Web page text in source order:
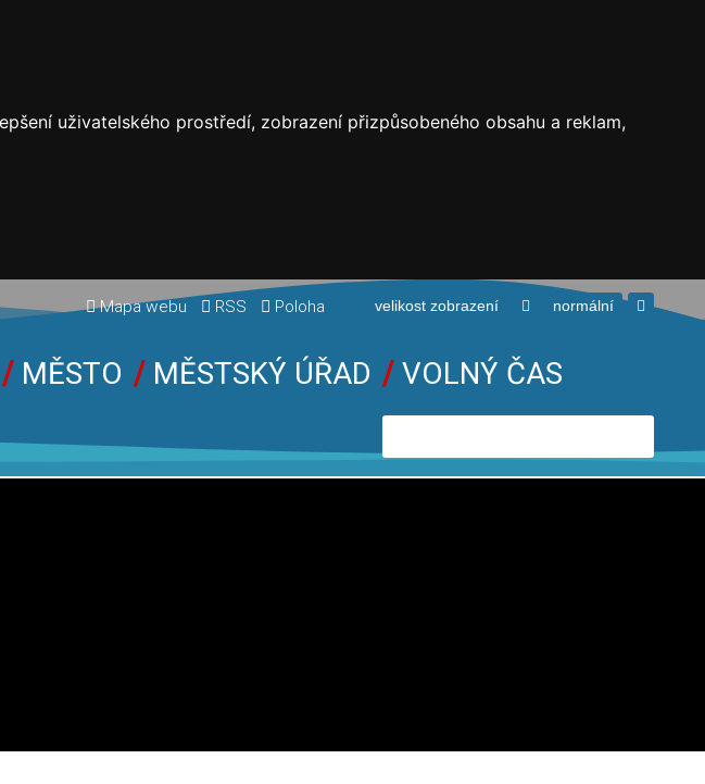
uživatelského prostředí, zobrazení přizpůsobeného obsahu a reklam,
velikost zobrazení normální
Mapa webu RSS Poloha
MĚSTO MĚSTSKÝ ÚŘAD VOLNÝ ČAS